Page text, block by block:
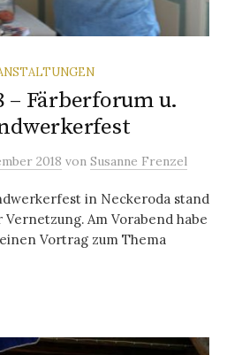
– Färberforum u.
2018 von Susanne Frenzel
in Neckeroda stand
Am Vorabend habe
Vortrag zum Thema